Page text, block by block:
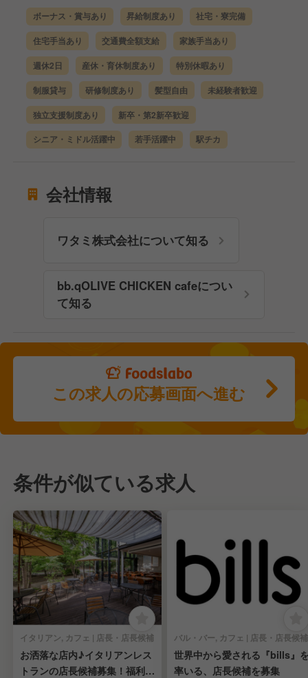
ボーナス・賞与あり 昇給制度あり 社宅・寮完備
住宅手当あり 交通費全額支給 家族手当あり
週休2日 産休・育休制度あり 特別休暇あり
制服貸与 研修制度あり 髪型自由 未経験者歓迎
独立支援制度あり 新卒・第2新卒歓迎
シニア・ミドル活躍中 若手活躍中 駅チカ
会社情報
ワタミ株式会社について知る
bb.qOLIVE CHICKEN cafeについ
て知る
この求人の応募画面へ進む
条件が似ている求人
イタリアン, カフェ | 店長・店長候補
お洒落な店内♪イタリアンレス
トランの店長候補募集！福利厚
バル・バー, カフェ | 店長・店長候補
世界中から愛される『bills』
率いる、店長候補を募集